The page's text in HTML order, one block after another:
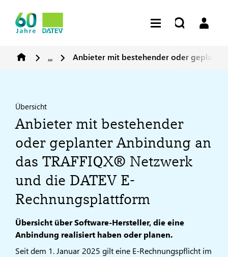
... Anbieter mit bestehender oder geplanter
Übersicht
Anbieter mit bestehender
oder geplanter Anbindung an
das TRAFFIQX® Netzwerk
und die DATEV E-
Rechnungsplattform
Übersicht über Software-Hersteller, die eine
Anbindung realisiert haben oder planen.
​​Seit dem 1. Januar 2025 gilt eine E-Rechnungspflicht im